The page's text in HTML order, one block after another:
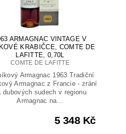
ARMAGNAC VINTAGE V
KRABIČCE, COMTE DE
LAFITTE, 0,70L
COMTE DE LAFITTE
Armagnac 1963 Tradiční
Armagnac z Francie - zrání
dubových sudech v regionu
Armagnac na...
5 348 Kč